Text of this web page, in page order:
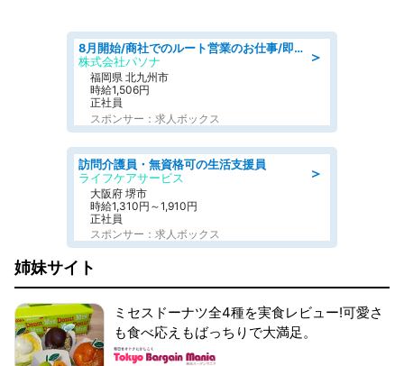
＞
8月開始/商社でのルート営業のお仕事/即日勤務可/車通勤可/営業
株式会社パソナ
福岡県 北九州市
時給1,506円
正社員
スポンサー：求人ボックス
＞
訪問介護員・無資格可の生活支援員
ライフケアサービス
大阪府 堺市
時給1,310円～1,910円
正社員
スポンサー：求人ボックス
姉妹サイト
ミセスドーナツ全4種を実食レビュー!可愛さ
も食べ応えもばっちりで大満足。